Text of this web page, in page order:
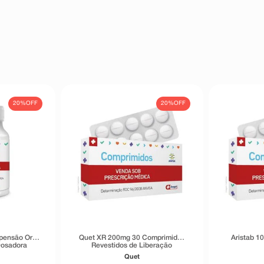
o aparecimento de reações
à empresa através do seu
20%OFF
Oral
20%OFF
Quet XR 200mg 30 Comprimidos
Revestidos de Liberação
Prolongada
Quet
Aristab